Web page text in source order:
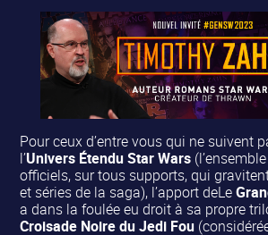
Pour ceux d’entre vous qui ne suivent
l’Univers Étendu Star Wars
officiels, sur tous supports, qui
et séries de la saga), l’apport deLe
a dans la foulée eu droit à sa propre
Croisade Noire du Jedi Fou